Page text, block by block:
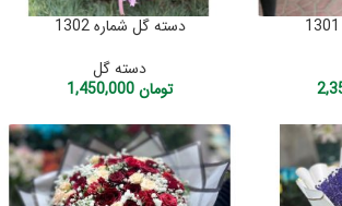
دسته گل شماره 1302
دسته گل
تومان